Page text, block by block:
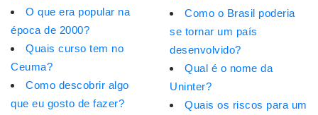
O que era popular na
época de 2000?
Quais curso tem no
Ceuma?
Como descobrir algo
que eu gosto de fazer?
Como o Brasil poderia
se tornar um país
desenvolvido?
Qual é o nome da
Uninter?
Quais os riscos para um